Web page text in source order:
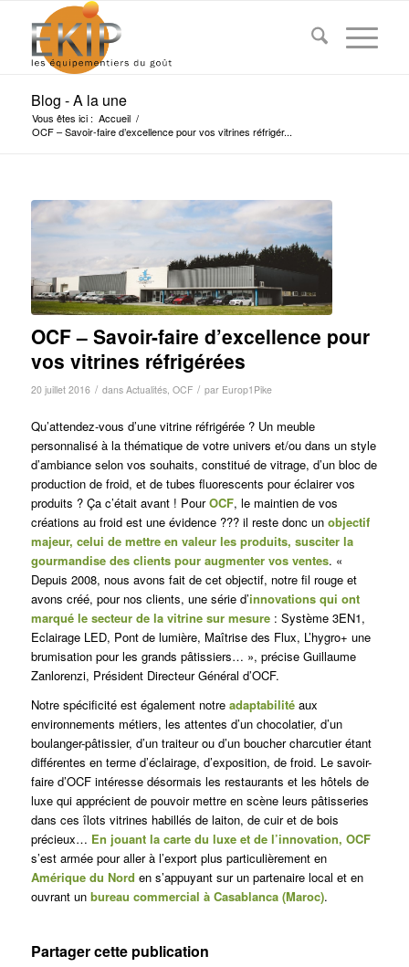
Blog - A la une
Vous êtes ici : Accueil /
OCF – Savoir-faire d’excellence pour vos vitrines réfrigér...
OCF – Savoir-faire d’excellence pour
vos vitrines réfrigérées
20 juillet 2016 / dans Actualités, OCF / par Europ1Pike
Qu’attendez-vous d’une vitrine réfrigérée ? Un meuble
personnalisé à la thématique de votre univers et/ou dans un style
d’ambiance selon vos souhaits, constitué de vitrage, d’un bloc de
production de froid, et de tubes fluorescents pour éclairer vos
produits ? Ça c’était avant ! PourOCF, le maintien de vos
créations au froid est une évidence ??? il reste donc un objectif
majeur, celui de mettre en valeur les produits, susciter la
gourmandise des clients pour augmenter vos ventes. «
Depuis 2008, nous avons fait de cet objectif, notre fil rouge et
avons créé, pour nos clients, une série d’innovations qui ont
marqué le secteur de la vitrine sur mesure: Système 3EN1,
Eclairage LED, Pont de lumière, Maîtrise des Flux, L’hygro+ une
brumisation pour les grands pâtissiers… », précise Guillaume
Zanlorenzi, Président Directeur Général d’OCF.
Notre spécificité est également notre adaptabilitéaux
environnements métiers, les attentes d’un chocolatier, d’un
boulanger-pâtissier, d’un traiteur ou d’un boucher charcutier étant
différentes en terme d’éclairage, d’exposition, de froid. Le savoir-
faire d’OCF intéresse désormais les restaurants et les hôtels de
luxe qui apprécient de pouvoir mettre en scène leurs pâtisseries
dans ces îlots vitrines habillés de laiton, de cuir et de bois
précieux… En jouant la carte du luxe et de l’innovation, OCF
s’est armée pour aller à l’export plus particulièrement en
Amérique du Nord en s’appuyant sur un partenaire local et en
ouvrant un bureau commercial à Casablanca (Maroc).
Partager cette publication